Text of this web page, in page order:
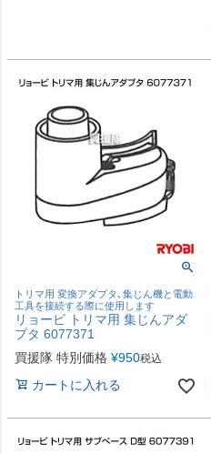
トリマ用 変換アダプタ､集じん機と電動
工具を接続する際に使用します
リョービ トリマ用 集じんアダ
プタ 6077371
買援隊 特別価格 ¥950税込
カートに入れる